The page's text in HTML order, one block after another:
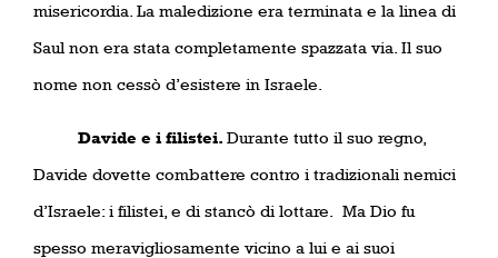
misericordia. La maledizione era terminata e la linea di
Saul non era stata completamente spazzata via. Il suo
nome non cessò d’esistere in Israele.
Davide e i filistei. Durante tutto il suo regno,
Davide dovette combattere contro i tradizionali nemici
d’Israele: i filistei, e di stancò di lottare.
Ma Dio fu
spesso meravigliosamente vicino a lui e ai suoi